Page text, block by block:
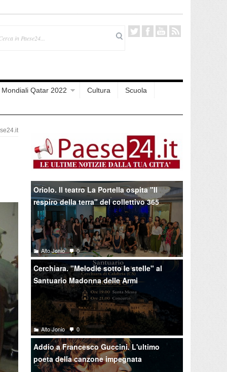
Mondiali Qatar 2022 Cultura Scuola
Oriolo. Il teatro La Portella ospita "Il
respiro della terra" del collettivo 365
Alto Jonio 0
Cerchiara. "Melodie sotto le stelle" al
Santuario Madonna delle Armi
Alto Jonio 0
Addio a Francesco Guccini. L'ultimo
poeta della canzone impegnata